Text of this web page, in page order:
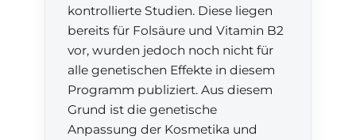
kontrollierte Studien. Diese liegen
bereits für Folsäure und Vitamin B2
vor, wurden jedoch noch nicht für
alle genetischen Effekte in diesem
Programm publiziert. Aus diesem
Grund ist die genetische
Anpassung der Kosmetika und